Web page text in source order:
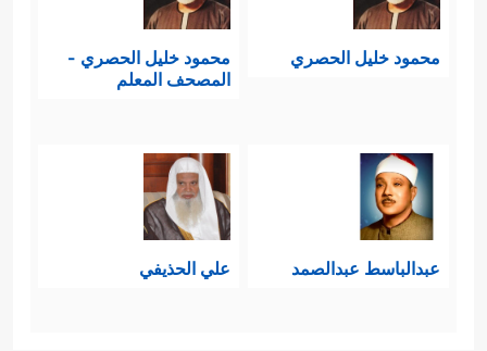
محمود خليل الحصري
محمود خليل الحصري -
المصحف المعلم
عبدالباسط عبدالصمد علي الحذيفي